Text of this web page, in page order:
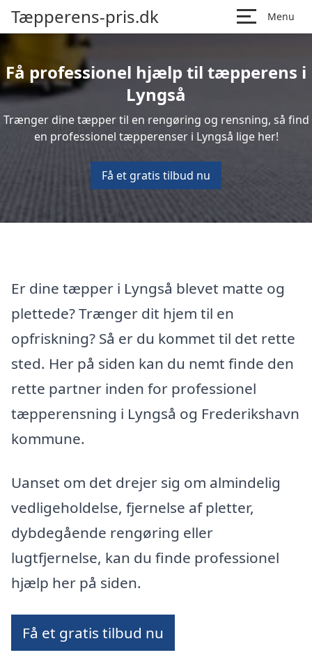
Tæpperens-pris.dk Menu
Få professionel hjælp til tæpperens i
Lyngså
Trænger dine tæpper til en rengøring og rensning, så find
en professionel tæpperenser i Lyngså lige her!
Få et gratis tilbud nu
Er dine tæpper i Lyngså blevet matte og
plettede? Trænger dit hjem til en
opfriskning? Så er du kommet til det rette
sted. Her på siden kan du nemt finde den
rette partner inden for professionel
tæpperensning i Lyngså og Frederikshavn
kommune.
Uanset om det drejer sig om almindelig
vedligeholdelse, fjernelse af pletter,
dybdegående rengøring eller
lugtfjernelse, kan du finde professionel
hjælp her på siden.
Få et gratis tilbud nu